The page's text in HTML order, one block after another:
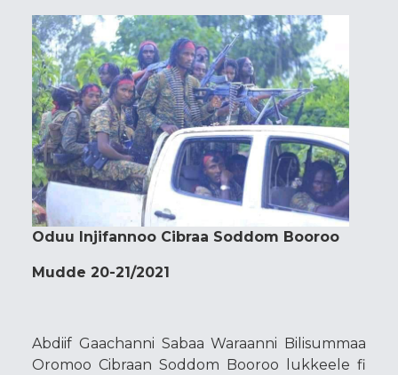
Oduu Injifannoo Cibraa Soddom Booroo
Mudde 20-21/2021
Abdiif Gaachanni Sabaa Waraanni Bilisummaa
Oromoo Cibraan Soddom Booroo lukkeele fi